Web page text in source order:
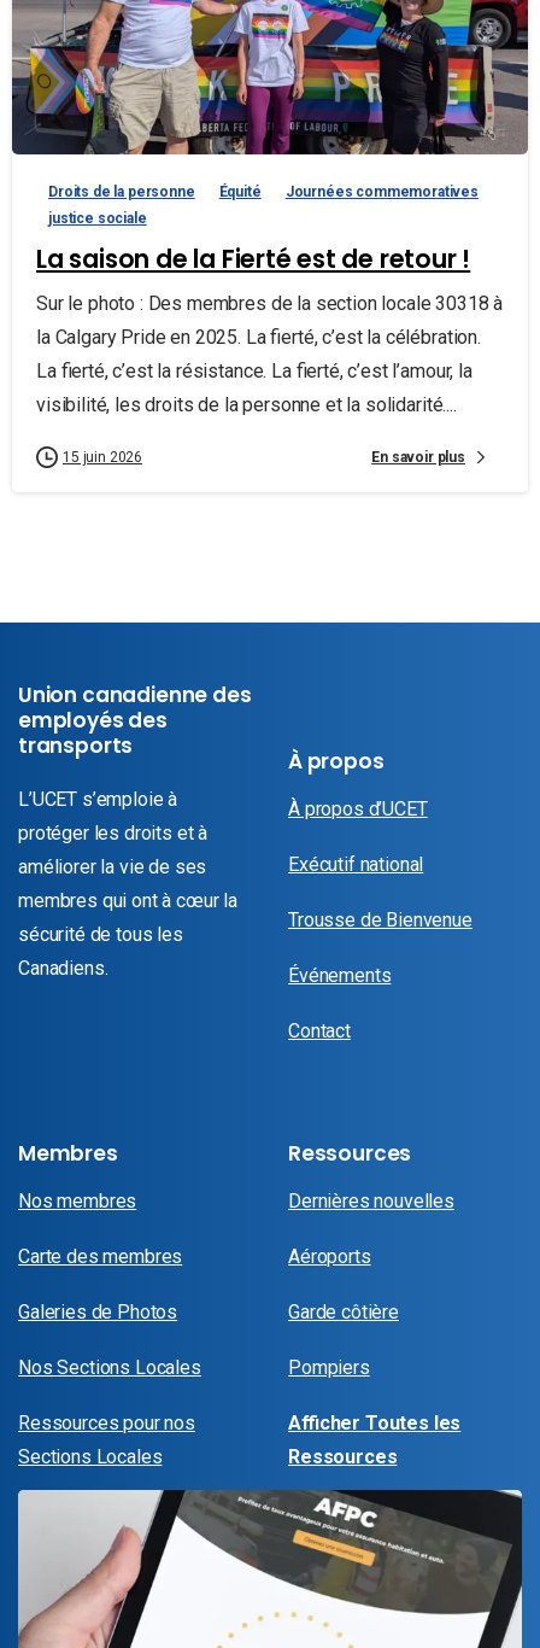
Droits de la personne Équité
Journées commemoratives
justice sociale
La saison de la Fierté est de retour !
Sur le photo : Des membres de la section locale 30318 à
la Calgary Pride en 2025. La fierté, c’est la célébration.
La fierté, c’est la résistance. La fierté, c’est l’amour, la
visibilité, les droits de la personne et la solidarité....
15 juin 2026 En savoir plus
Union canadienne des
employés des
transports
L’UCET s’emploie à
protéger les droits et à
améliorer la vie de ses
membres qui ont à cœur la
sécurité de tous les
Canadiens.
À propos
À propos d’UCET
Exécutif national
Trousse de Bienvenue
Événements
Contact
Membres
Nos membres
Carte des membres
Galeries de Photos
Nos Sections Locales
Ressources pour nos
Sections Locales
Ressources
Dernières nouvelles
Aéroports
Garde côtière
Pompiers
Afficher Toutes les
Ressources